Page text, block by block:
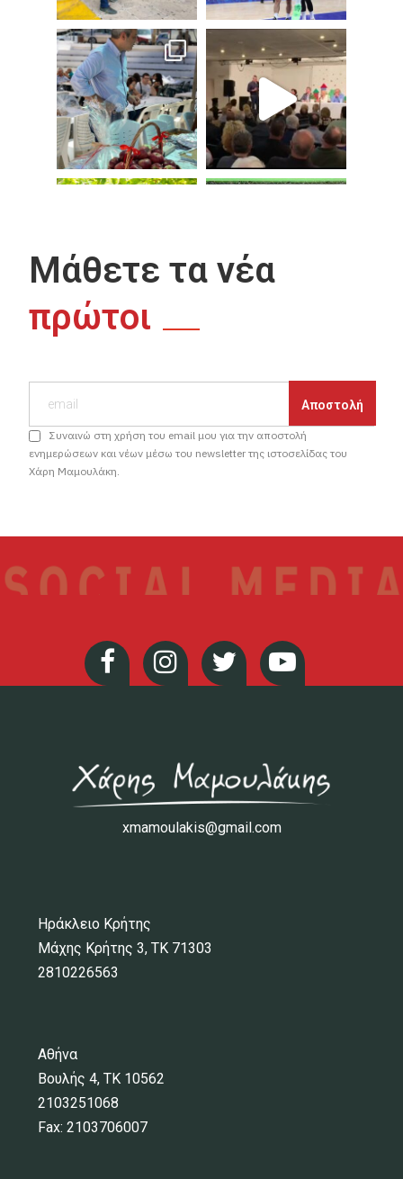
Μάθετε τα νέα
πρώτοι
Συναινώ στη χρήση του email μου για την αποστολή
ενημερώσεων και νέων μέσω του newsletter της ιστοσελίδας του
Χάρη Μαμουλάκη.
xmamoulakis@gmail.com
Ηράκλειο Κρήτης
Μάχης Κρήτης 3, ΤΚ 71303
2810226563
Αθήνα
Βουλής 4, ΤΚ 10562
2103251068
Fax: 2103706007